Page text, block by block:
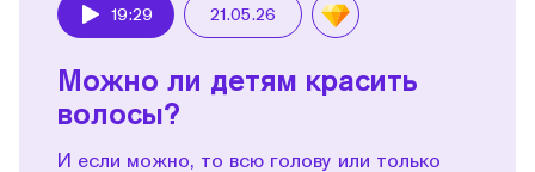
19:29 21.05.26
Можно ли детям красить
волосы?
И если можно, то всю голову или только